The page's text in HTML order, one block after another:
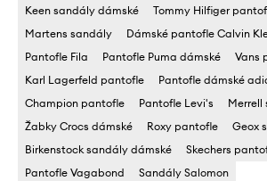
Keen sandály dámské
Tommy Hilfiger
Martens sandály
Dámské pantofle Calvin
Pantofle Fila
Pantofle Puma dámské
Vans
Karl Lagerfeld pantofle
Pantofle dámské
Champion pantofle
Pantofle Levi's
Merrell
Žabky Crocs dámské
Roxy pantofle
Geox
Birkenstock sandály dámské
Skechers
Pantofle Vagabond
Sandály Salomon